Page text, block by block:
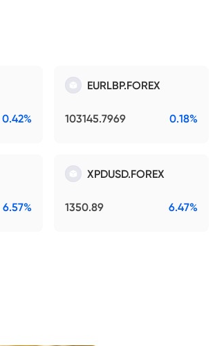
0.42%
EURLBP.FOREX
103145.7969 0.18%
6.57%
XPDUSD.FOREX
1350.89 6.47%